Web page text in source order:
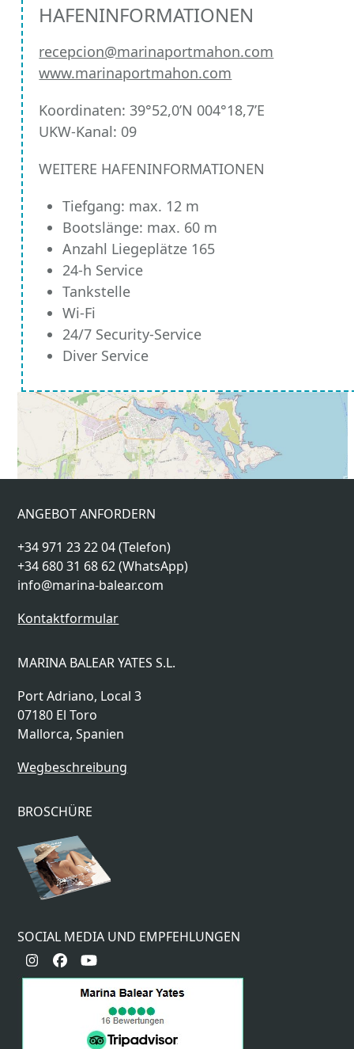
HAFENINFORMATIONEN
recepcion@marinaportmahon.com
www.marinaportmahon.com
Koordinaten: 39°52,0’N 004°18,7’E
UKW-Kanal: 09
WEITERE HAFENINFORMATIONEN
Tiefgang: max. 12 m
Bootslänge: max. 60 m
Anzahl Liegeplätze 165
24-h Service
Tankstelle
Wi-Fi
24/7 Security-Service
Diver Service
ANGEBOT ANFORDERN
+34 971 23 22 04 (Telefon)
+34 680 31 68 62 (WhatsApp)
info@marina-balear.com
Kontaktformular
MARINA BALEAR YATES S.L.
Port Adriano, Local 3
07180 El Toro
Mallorca, Spanien
Wegbeschreibung
BROSCHÜRE
SOCIAL MEDIA UND EMPFEHLUNGEN
Instagram
Facebook
YouTube